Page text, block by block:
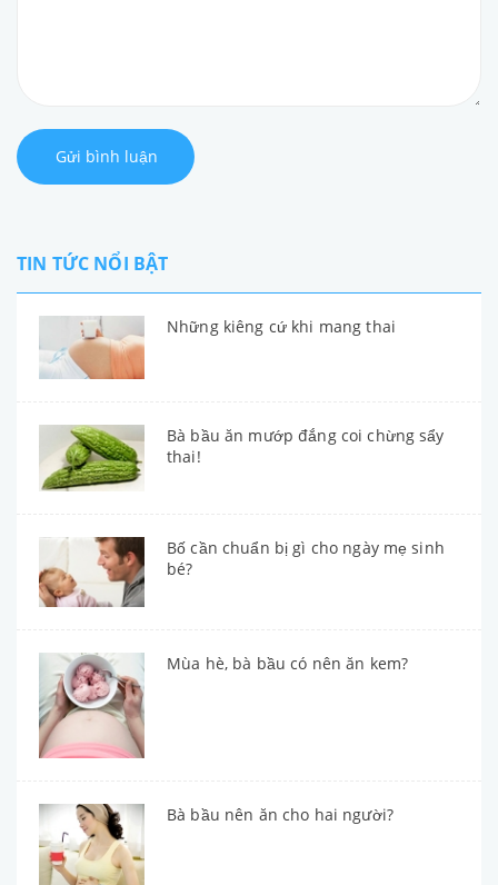
Gửi bình luận
TIN TỨC NỔI BẬT
Những kiêng cứ khi mang thai
Bà bầu ăn mướp đắng coi chừng sẩy
thai!
Bố cần chuẩn bị gì cho ngày mẹ sinh
bé?
Mùa hè, bà bầu có nên ăn kem?
Bà bầu nên ăn cho hai người?